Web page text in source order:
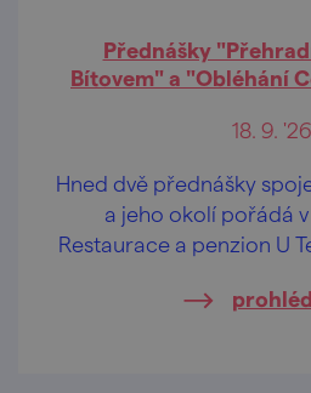
Přednášky
Bítovem" a "Obléhání
18. 9. '26
Hned dvě přednášky
a jeho okolí pořádá
Restaurace a penzion U